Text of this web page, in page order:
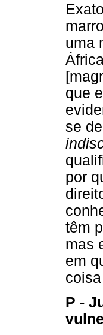
uma
que
se
por
têm
mas
em
P -